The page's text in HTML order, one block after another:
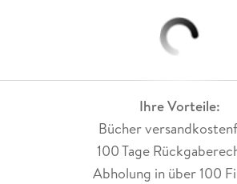
Ihre Vorteile:
Bücher
100 Tage
Abholung in über 100